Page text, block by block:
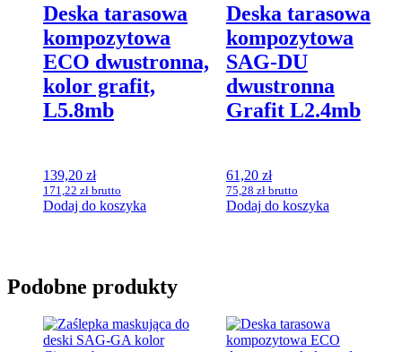
Deska tarasowa
kompozytowa
ECO dwustronna,
kolor grafit,
L5.8mb
139,20 zł
171,22 zł brutto
Dodaj do koszyka
Deska tarasowa
kompozytowa
SAG-DU
dwustronna
Grafit L2.4mb
61,20 zł
75,28 złbrutto
Dodaj do koszyka
Podobne produkty